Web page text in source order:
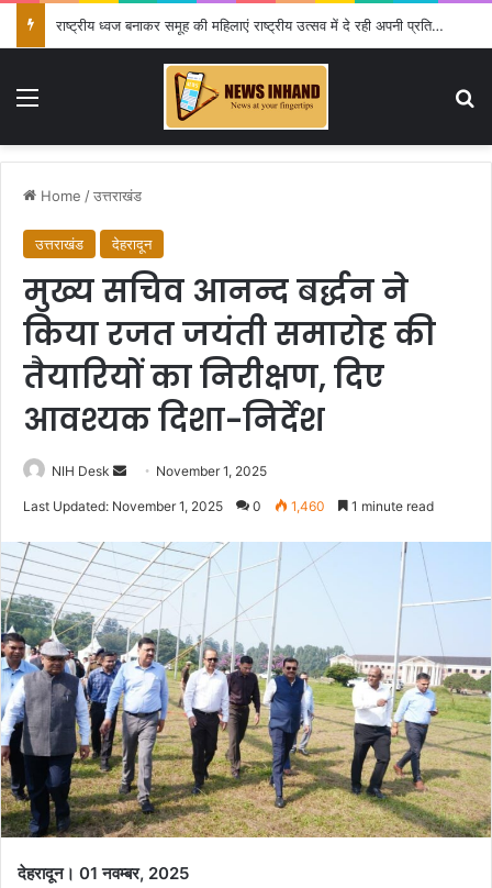
राष्ट्रीय ध्वज बनाकर समूह की महिलाएं राष्ट्रीय उत्सव में दे रही अपनी प्रतिभा का परिचय
Menu
Home /उत्तराखंड
उत्तराखंड देहरादून
मुख्य सचिव आनन्द बर्द्धन ने
किया रजत जयंती समारोह की
तैयारियों का निरीक्षण, दिए
आवश्यक दिशा-निर्देश
NIH Desk
Send November 1, 2025
Last Updated: November 1, 2025 0 1,460 1 minute read
देहरादून। 01 नवम्बर, 2025